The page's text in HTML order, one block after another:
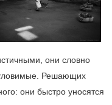
они словно
Решающих
они быстро уносятся